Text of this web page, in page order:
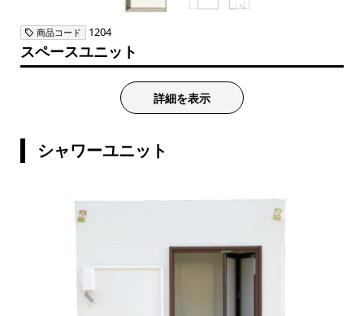
商品コード 1204
スペースユニット
詳細を表示
シャワーユニット